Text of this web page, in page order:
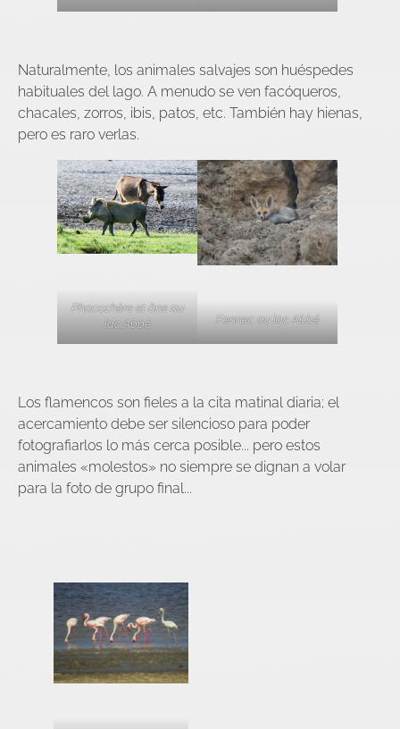
Naturalmente, los animales salvajes son huéspedes
habituales del lago. A menudo se ven facóqueros,
chacales, zorros, ibis, patos, etc. También hay hienas,
pero es raro verlas.
Phacochère et âne au
lac Abbé
Fennec au lac Abbé
Los flamencos son fieles a la cita matinal diaria; el
acercamiento debe ser silencioso para poder
fotografiarlos lo más cerca posible... pero estos
animales «molestos» no siempre se dignan a volar
para la foto de grupo final...